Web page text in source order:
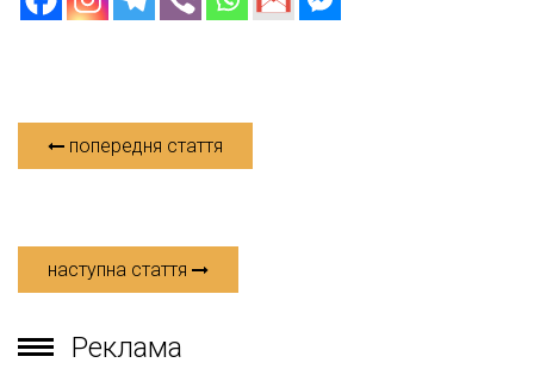
попередня стаття
наступна стаття
Реклама